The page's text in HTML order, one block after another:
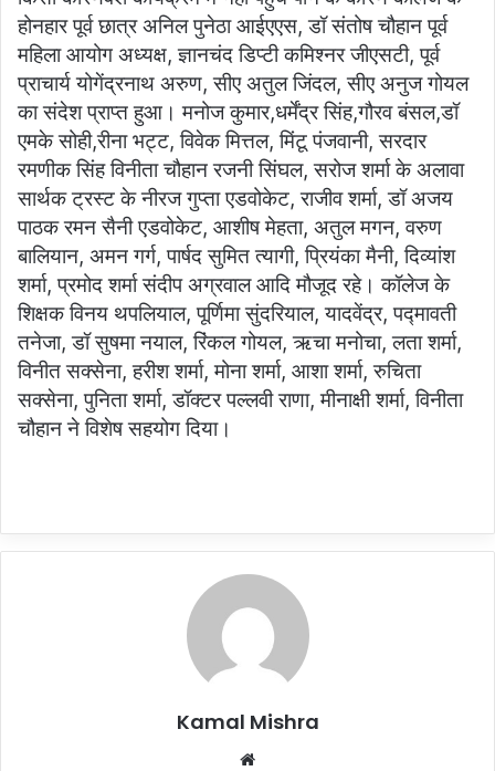
होनहार पूर्व छात्र अनिल पुनेठा आईएएस, डॉ संतोष चौहान पूर्व
महिला आयोग अध्यक्ष, ज्ञानचंद डिप्टी कमिश्नर जीएसटी, पूर्व
प्राचार्य योगेंद्रनाथ अरुण, सीए अतुल जिंदल, सीए अनुज गोयल
का संदेश प्राप्त हुआ। मनोज कुमार,धर्मेंद्र सिंह,गौरव बंसल,डॉ
एमके सोही,रीना भट्ट, विवेक मित्तल, मिंटू पंजवानी, सरदार
रमणीक सिंह विनीता चौहान रजनी सिंघल, सरोज शर्मा के अलावा
सार्थक ट्रस्ट के नीरज गुप्ता एडवोकेट, राजीव शर्मा, डॉ अजय
पाठक रमन सैनी एडवोकेट, आशीष मेहता, अतुल मगन, वरुण
बालियान, अमन गर्ग, पार्षद सुमित त्यागी, प्रियंका मैनी, दिव्यांश
शर्मा, प्रमोद शर्मा संदीप अग्रवाल आदि मौजूद रहे। कॉलेज के
शिक्षक विनय थपलियाल, पूर्णिमा सुंदरियाल, यादवेंद्र, पद्मावती
तनेजा, डॉ सुषमा नयाल, रिंकल गोयल, ऋचा मनोचा, लता शर्मा,
विनीत सक्सेना, हरीश शर्मा, मोना शर्मा, आशा शर्मा, रुचिता
सक्सेना, पुनिता शर्मा, डॉक्टर पल्लवी राणा, मीनाक्षी शर्मा, विनीता
चौहान ने विशेष सहयोग दिया।
Kamal Mishra
Website